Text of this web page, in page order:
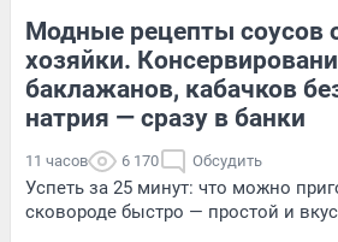
Модные рецепты соусов
хозяйки.
баклажанов, кабачков
натрия — сразу в банки
11 часов 6 170 Обсудить
Успеть за 25 минут: что можно
сковороде быстро — простой и